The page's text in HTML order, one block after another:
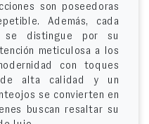
son poseedoras
Además, cada
se distingue por su
meticulosa a los
con toques
de alta calidad y un
se convierten en
buscan resaltar su